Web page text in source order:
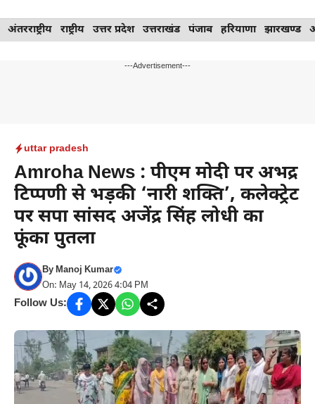
Skip
to
अंतरराष्ट्रीय राष्ट्रीय उत्तर प्रदेश उत्तराखंड पंजाब हरियाणा झारखण्ड
---Advertisement---
uttar pradesh
Amroha News : पीएम मोदी पर अभद्र
टिप्पणी से भड़की ‘नारी शक्ति’, कलेक्ट्रेट
पर सपा सांसद अजेंद्र सिंह लोधी का
फूंका पुतला
ByManoj Kumar
On: May 14, 2026 4:04 PM
Follow Us: